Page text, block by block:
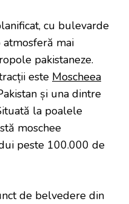
cu bulevarde
mai
pakistaneze.
este Moscheea
și una dintre
la poalele
moschee
peste 100.000 de
de belvedere din